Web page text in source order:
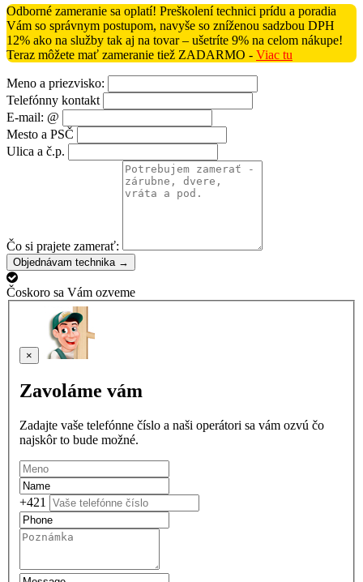
Odborné zameranie sa oplatí! Preškolení technici prídu a poradia
Vám so správnym postupom, navyše so zníženou sadzbou DPH
12% ako na služby tak aj na tovar – ušetríte 9% na celom nákupe!
Teraz môžete mať zameranie tiež ZADARMO - Viac tu
Meno a priezvisko:
Telefónny kontakt
E-mail: @
Mesto a PSČ
Ulica a č.p.
Čo si prajete zamerať:
Objednávam technika →
Čoskoro sa Vám ozveme
×
Zavoláme vám
Zadajte vaše telefónne číslo a naši operátori sa vám ozvú čo
najskôr to bude možné.
+421